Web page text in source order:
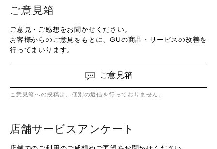
ご意見箱
ご意見・ご感想をお聞かせください。
お客様からのご意見をもとに、GUの商品・サービスの改善を
行ってまいります。
ご意見箱
ご意見箱への投稿は、個別の返信を行っておりません。
店舗サービスアンケート